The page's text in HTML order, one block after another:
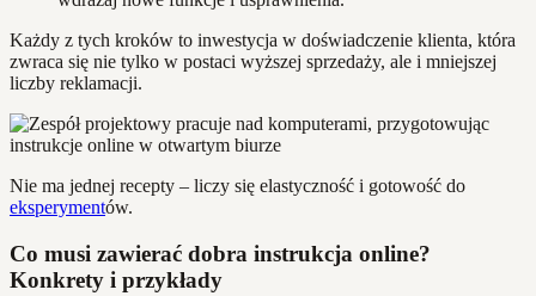
Każdy z tych kroków to inwestycja w doświadczenie klienta, która
zwraca się nie tylko w postaci wyższej sprzedaży, ale i mniejszej
liczby reklamacji.
Nie ma jednej recepty – liczy się elastyczność i gotowość do
eksperymentów.
Co musi zawierać dobra instrukcja online?
Konkrety i przykłady